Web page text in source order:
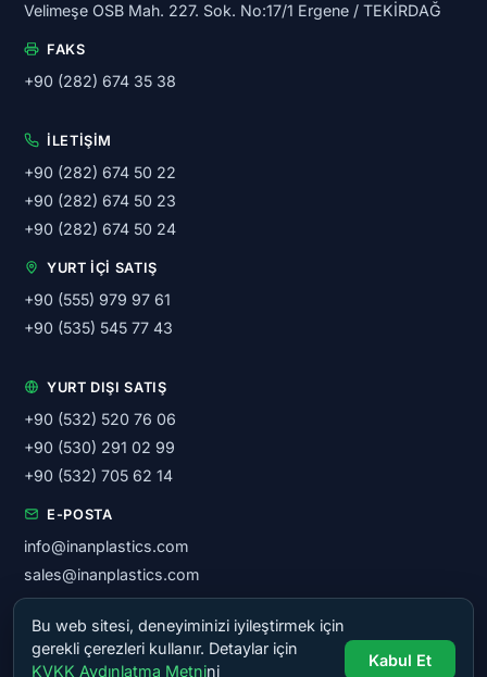
Velimeşe OSB Mah. 227. Sok. No:17/1 Ergene / TEKİRDAĞ
FAKS
+90 (282) 674 35 38
İLETIŞIM
+90 (282) 674 50 22
+90 (282) 674 50 23
+90 (282) 674 50 24
YURT İÇI SATIŞ
+90 (555) 979 97 61
+90 (535) 545 77 43
YURT DIŞI SATIŞ
+90 (532) 520 76 06
+90 (530) 291 02 99
+90 (532) 705 62 14
E-POSTA
info@inanplastics.com
sales@inanplastics.com
© 2026 İnan Plastik Makinaları San. ve Tic. A.Ş. — Tüm hakları
saklıdır.
Bu web sitesi, deneyiminizi iyileştirmek için
gerekli çerezleri kullanır. Detaylar için
KVKK Aydınlatma Metnini
Kabul Et